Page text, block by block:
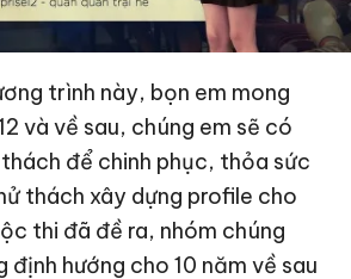
trình này, bọn em mong
và về sau, chúng em sẽ có
để chinh phục, thỏa sức
thách xây dựng profile cho
thi đã đề ra, nhóm chúng
định hướng cho 10 năm về sau